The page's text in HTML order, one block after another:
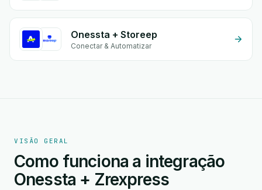
Onessta + Storeep
Conectar & Automatizar
VISÃO GERAL
Como funciona a integração
Onessta + Zrexpress